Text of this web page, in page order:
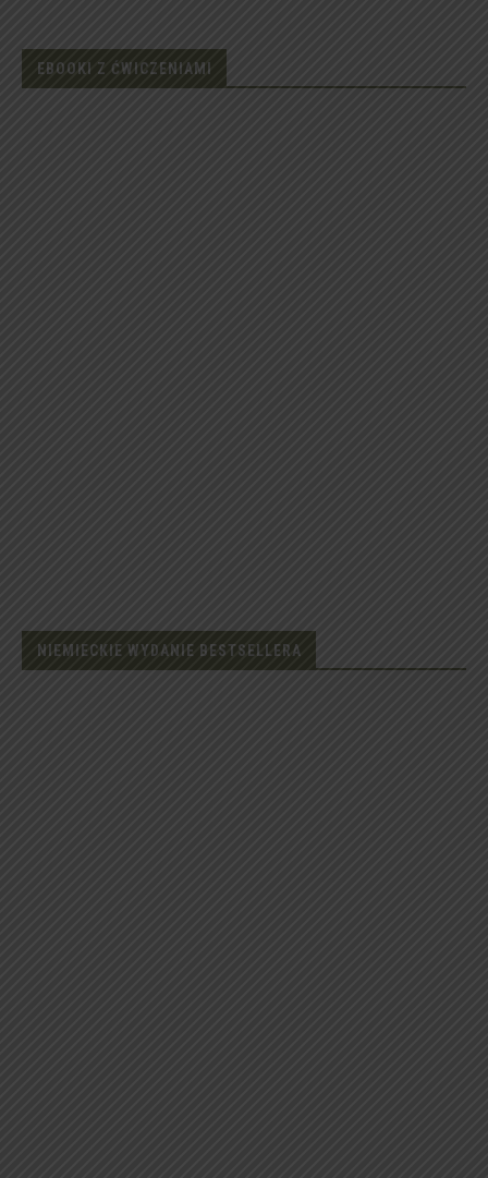
EBOOKI Z ĆWICZENIAMI
NIEMIECKIE WYDANIE BESTSELLERA